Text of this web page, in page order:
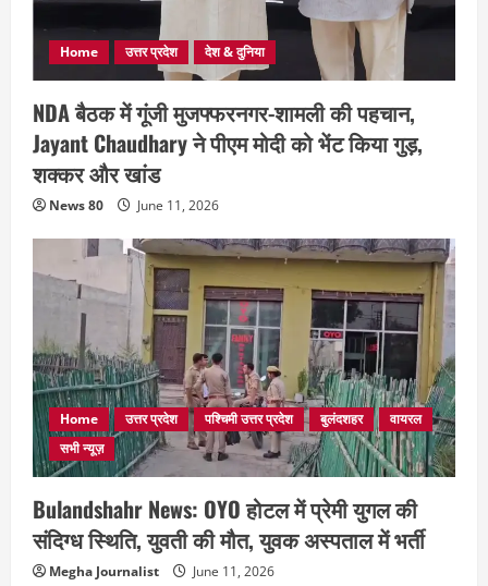
Home उत्तर प्रदेश देश & दुनिया
NDA बैठक में गूंजी मुजफ्फरनगर-शामली की पहचान,
Jayant Chaudhary ने पीएम मोदी को भेंट किया गुड़,
शक्कर और खांड
News 80 June 11, 2026
Home उत्तर प्रदेश पश्चिमी उत्तर प्रदेश बुलंदशहर
वायरल
सभी न्यूज़
Bulandshahr News: OYO होटल में प्रेमी युगल की
संदिग्ध स्थिति, युवती की मौत, युवक अस्पताल में भर्ती
Megha Journalist June 11, 2026